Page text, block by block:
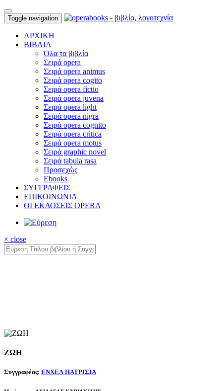
Toggle navigation
ΑΡΧΙΚΗ
ΒΙΒΛΙΑ
Όλα τα βιβλία
Σειρά opera
Σειρά opera animus
Σειρά opera cogito
Σειρά opera fictio
Σειρά opera juvena
Σειρά opera light
Σειρά opera nigra
Σειρά opera cognito
Σειρά opera critica
Σειρά opera motus
Σειρά graphic novel
Σειρά tabula rasa
Προσεχώς
Ebooks
ΣΥΓΓΡΑΦΕΙΣ
ΕΠΙΚΟΙΝΩΝΙΑ
ΟΙ ΕΚΔΟΣΕΙΣ OPERA
× close
ΖΩΗ
Συγγραφέας: ΕΝΧΕΛ ΠΑΤΡΙΣΙΑ